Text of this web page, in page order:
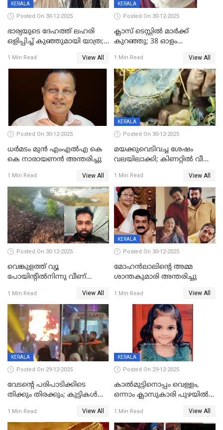
KERALA
Posted On 30-12-2025
ഭാര്യയുടെ ദേഹത്ത് ലഹരി
ഒളിപ്പിച്ച് കുഞ്ഞുമായി യാത്ര;
പിടികൂടി പൊലീസ്
1 Min Read View All
KERALA
Posted On 30-12-2025
ക്ലാസ് ടെസ്റ്റിൽ മാർക്ക്
കുറഞ്ഞു; 38 ഓളം
സെന്ററിലെ അധ്യാപകന്‍
മർദിച്ചതായി പരാതി
1 Min Read View All
Posted On 30-12-2025
ധർമടം മുൻ എംഎല്‍എ കെ
കെ നാരായണന്‍ അന്തരിച്ചു
1 Min Read View All
KERALA
Posted On 30-12-2025
മയക്കുവെടിവച്ച ശേഷം
വലയിലാക്കി; കിണറ്റിൽ വീണ
1 Min Read View All
Posted On 30-12-2025
വെങ്കുളത്ത് വ്യൂ
പോയിന്റിൽനിന്നു വീണ്
1 Min Read View All
KERALA
Posted On 30-12-2025
മോഹന്‍ലാലിന്‍റെ അമ്മ
ശാന്തകുമാരി അന്തരിച്ചു
1 Min Read View All
KERALA
Posted On 29-12-2025
വേടന്റെ പരിപാടിക്കിടെ
തിക്കും തിരക്കും; കുട്ടികള്‍
പരിക്ക്; പാളം മറികടന്ന
യുവാവ് ട്രെയിന്‍ തട്ടി മരിച്ചു
1 Min Read View All
KERALA
Posted On 29-12-2025
കാൽമുട്ടിനൊപ്പം വെള്ളം,
ഒന്നാം ക്ലാസുകാരി പുഴയിൽ
കുട്ടികൾക്കൊപ്പം
കളിക്കുന്നതിനിടെ
1 Min Read View All